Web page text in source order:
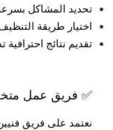
تحديد المشاكل
اختيار طريقة
تقديم نتائج
✅ فريق عمل
نعتمد على فريق